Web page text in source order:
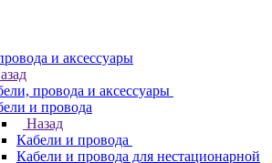
и аксессуары
провода и аксессуары
и провода
Назад
Кабели и провода
Кабели и провода для нестационарной